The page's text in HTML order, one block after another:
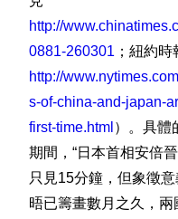
http://
0881-260301 ；紐約
http://
s-of-china-and-japan-
first-time.html ）。具體
期間，“日本首相安倍
只見15分鐘，但象徵
晤已籌畫數月之久，